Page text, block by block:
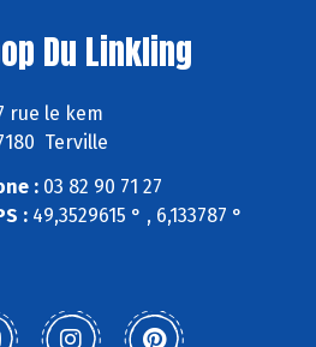
Du Linkling
rue le kem
Terville
: 03 82 90 71 27
:49,3529615 ° , 6,133787 °